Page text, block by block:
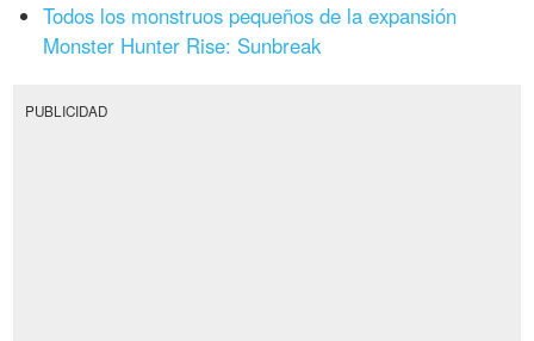
Todos los monstruos pequeños de la expansión
Monster Hunter Rise: Sunbreak
PUBLICIDAD